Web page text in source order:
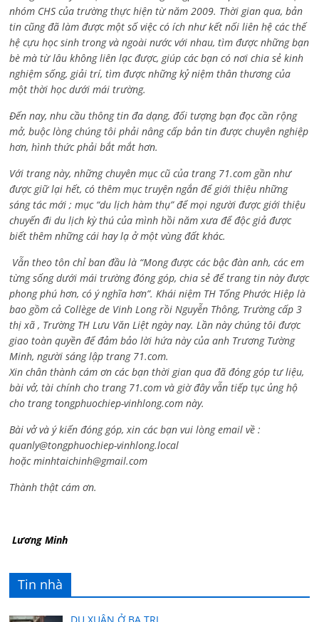
nhóm CHS của trường thực hiện từ năm 2009. Thời gian qua, bản
tin cũng đã làm được một số việc có ích như kết nối liên hệ các thế
hệ cựu học sinh trong và ngoài nước với nhau, tìm được những bạn
bè mà từ lâu không liên lạc được, giúp các bạn có nơi chia sẻ kinh
nghiệm sống, giải trí, tìm được những kỷ niệm thân thương của
một thời học dưới mái trường.
Đến nay, nhu cầu thông tin đa dạng, đối tượng bạn đọc cần rộng
mở, buộc lòng chúng tôi phải nâng cấp bản tin được chuyên nghiệp
hơn, hình thức phải bắt mắt hơn.
Với trang này, những chuyên mục cũ của trang 71.com gần như
được giữ lại hết, có thêm mục truyện ngắn để giới thiệu những
sáng tác mới ; mục “du lịch hàm thụ” để mọi người được giới thiệu
chuyến đi du lịch kỳ thú của mình hồi năm xưa để độc giả được
biết thêm những cái hay lạ ở một vùng đất khác.
Vẫn theo tôn chỉ ban đầu là “Mong được các bậc đàn anh, các em
từng sống dưới mái trường đóng góp, chia sẻ để trang tin này được
phong phú hơn, có ý nghĩa hơn”. Khái niệm TH Tống Phước Hiệp là
bao gồm cả Collège de Vinh Long rồi Nguyễn Thông, Trường cấp 3
thị xã , Trường TH Lưu Văn Liệt ngày nay. Lần này chúng tôi được
giao toàn quyền để đảm bảo lời hứa này của anh Trương Tường
Minh, người sáng lập trang 71.com.
Xin chân thành cám ơn các bạn thời gian qua đã đóng góp tư liệu,
bài vở, tài chính cho trang 71.com và giờ đây vẫn tiếp tục ủng hộ
cho trang tongphuochiep-vinhlong.com này.
Bài vở và ý kiến đóng góp, xin các bạn vui lòng email về :
quanly@tongphuochiep-vinhlong.local
hoặcminhtaichinh@gmail.com
Thành thật cám ơn.
Lương Minh
Tin nhà